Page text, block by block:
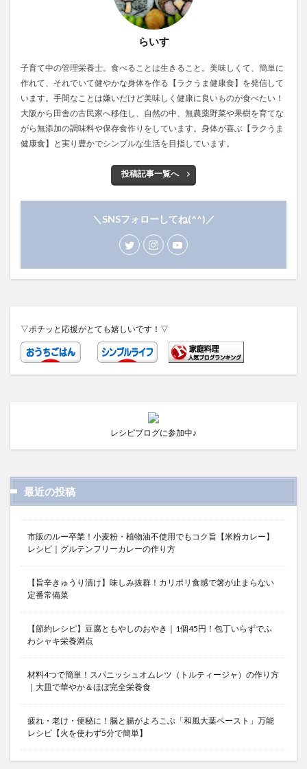
らいす
子育て中の管理栄養士。食べることは生きること。美味しくて、簡単に
作れて、それでいて健やかな身体を作る【ラクうま健康食】を発信して
います。手間なことは嫌いだけど美味しく健康に良いものが食べたい！
大阪から田舎の古民家へ移住し、自然の中、無農薬野菜や果樹を育てな
がら無添加の調味料や保存食作りをしています。身体が喜ぶ【ラクうま
健康食】と実り豊かでシンプルな生活を目指しています。
投稿記事一覧へ
＼SNSフォローしてね(^^)／
▽ポチッと応援がとても嬉しいです！▽
レシピブログに参加中♪
最近の投稿
市販のルー卒業！小麦粉・植物油不使用でもコク旨【米粉カレー】
レシピ｜グルテンフリーカレーの作り方
【旨辛きゅうり漬け】味しみ抜群！カリポリ食感で箸が止まらない
定番常備菜
【節約レシピ】豆腐ともやしのおやき｜1個45円！包丁いらずでふ
わシャキ栄養満点
材料4つで簡単！スパニッシュオムレツ（トルティージャ）の作り方
｜大皿で華やか＆ほぼ完全栄養食
疲れ・老け・便秘に！脳と腸がよろこぶ「和風大葉ペースト」万能
レシピ【火を使わず5分で簡単】